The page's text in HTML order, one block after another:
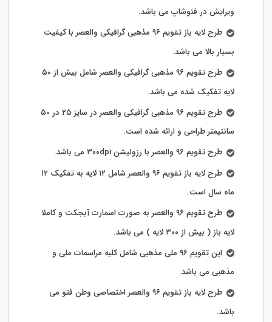
ویرایش در فتوشاپ می باشد.
طرح لایه باز تقویم ۹۶ مذهبی گرافیکی والعصر با کیفیت
بسیار بالا می باشد.
طرح تقویم ۹۶ مذهبی گرافیکی والعصر شامل بیش از ۵۰
لایه تفکیک شده می باشد.
طرح تقویم ۹۶ مذهبی گرافیکی والعصر در سایز ۲۵ در ۵۰
سانتیمتر طراحی و ارائه شده است.
طرح تقویم ۹۶ والعصر با رزولیشن ۳۰۰dpi می باشد.
طرح لایه باز تقویم ۹۶ والعصر شامل ۱۲ لایه به تفکیک ۱۲
ماه سال است.
طرح تقویم ۹۶ والعصر به صورت اسمارت آبجکت و کاملا
لایه باز ( بیش از ۳۰۰ لایه ) می باشد.
این تقویم ۹۶ ملی مذهبی شامل کلیه مراسمات ملی و
مذهبی می باشد.
طرح لایه باز تقویم ۹۶ والعصر اختصاصی وطن فتو می
باشد.